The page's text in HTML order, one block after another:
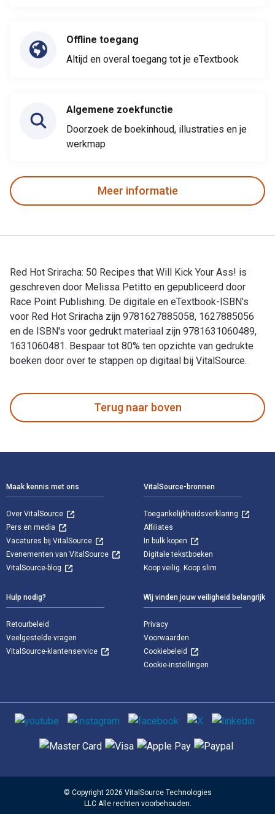
Offline toegang
Altijd en overal toegang tot je eTextbook
Algemene zoekfunctie
Doorzoek de boekinhoud, illustraties en je
werkmap
Meer informatie
Red Hot Sriracha: 50 Recipes that Will Kick Your Ass! is
geschreven door Melissa Petitto en gepubliceerd door
Race Point Publishing. De digitale en eTextbook-ISBN's
voor Red Hot Sriracha zijn 9781627885058, 1627885056
en de ISBN's voor gedrukt materiaal zijn 9781631060489,
1631060481. Bespaar tot 80% ten opzichte van gedrukte
boeken door over te stappen op digitaal bij VitalSource.
Terug naar boven
Maak kennis met ons
Over VitalSource
Pers en media
Vacatures bij VitalSource
Evenementen van VitalSource
VitalSource-blog
VitalSource-bronnen
Toegankelijkheidsverklaring
Affiliates
In bulk kopen
Digitale tekstboeken
Koop veilig. Koop slim
Hulp nodig?
Retourbeleid
Veelgestelde vragen
VitalSource-klantenservice
Wij vinden jouw veiligheid belangrijk
Privacy
Voorwaarden
Cookiebeleid
Cookie-instellingen
Sociale media
Ondersteunde betaalmethoden
© Copyright 2026 VitalSource Technologies
LLC Alle rechten voorbehouden.